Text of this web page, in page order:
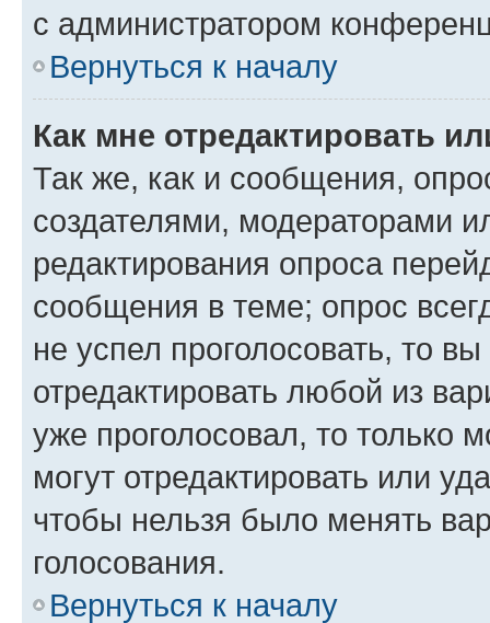
с администратором
Вернуться к началу
Как мне отредактировать
Так же, как и сообщения,
создателями, модераторами
редактирования опроса
сообщения в теме; опрос
не успел проголосовать, то
отредактировать любой из
уже проголосовал, то только
могут отредактировать или
чтобы нельзя было менять
голосования.
Вернуться к началу